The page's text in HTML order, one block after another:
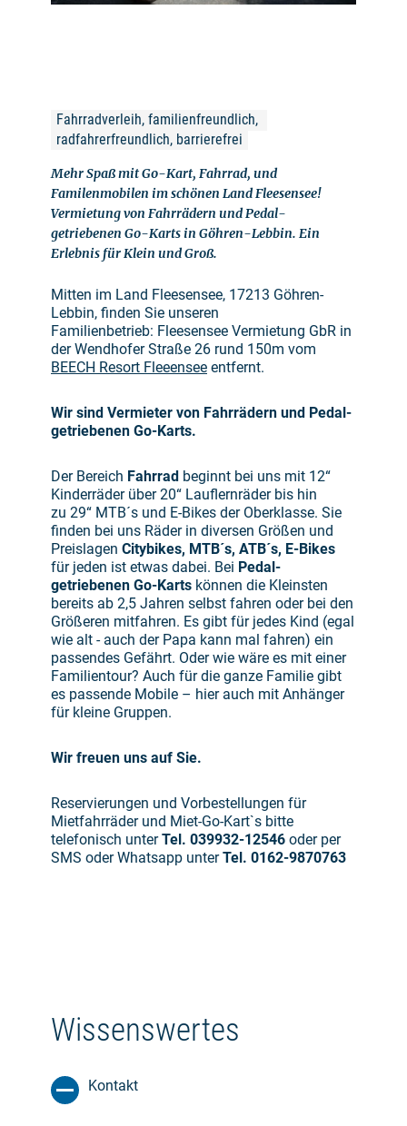
Fahrradverleih, familienfreundlich,
radfahrerfreundlich, barrierefrei
Mehr Spaß mit Go-Kart, Fahrrad, und
Familenmobilen im schönen Land Fleesensee!
Vermietung von Fahrrädern und Pedal-
getriebenen Go-Karts in Göhren-Lebbin. Ein
Erlebnis für Klein und Groß.
Mitten im Land Fleesensee, 17213 Göhren-
Lebbin, finden Sie unseren
Familienbetrieb: Fleesensee Vermietung GbR in
der Wendhofer Straße 26 rund 150m vom
BEECH Resort Fleeensee entfernt.
Wir sind Vermieter von Fahrrädern und Pedal-
getriebenen Go-Karts.
Der Bereich Fahrrad beginnt bei uns mit 12“
Kinderräder über 20“ Lauflernräder bis hin
zu 29“ MTB´s und E-Bikes der Oberklasse. Sie
finden bei uns Räder in diversen Größen und
Preislagen Citybikes, MTB´s, ATB´s, E-Bikes
für jeden ist etwas dabei. Bei Pedal-
getriebenen Go-Karts können die Kleinsten
bereits ab 2,5 Jahren selbst fahren oder bei den
Größeren mitfahren. Es gibt für jedes Kind (egal
wie alt - auch der Papa kann mal fahren) ein
passendes Gefährt. Oder wie wäre es mit einer
Familientour? Auch für die ganze Familie gibt
es passende Mobile – hier auch mit Anhänger
für kleine Gruppen.
Wir freuen uns auf Sie.
Reservierungen und Vorbestellungen für
Mietfahrräder und Miet-Go-Kart`s bitte
telefonisch unterTel. 039932-12546 oder per
SMS oder Whatsapp unterTel. 0162-9870763
Wissenswertes
Kontakt